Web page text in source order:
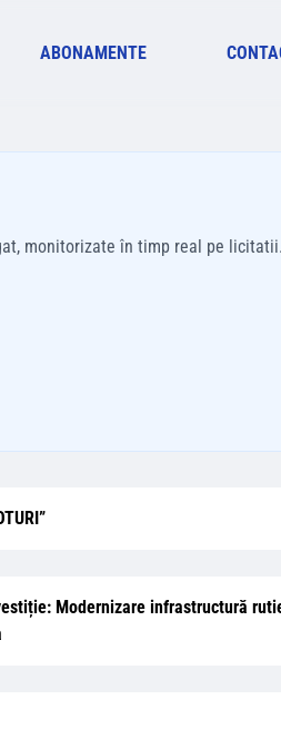
ABONAMENTE
monitorizate în timp real pe
Modernizare infrastructură